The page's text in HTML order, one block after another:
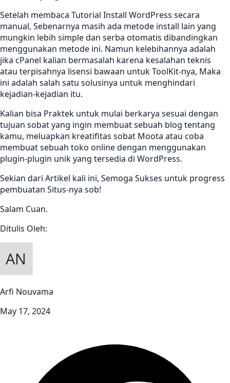
Setelah membaca Tutorial Install WordPress secara
manual, Sebenarnya masih ada metode install lain yang
mungkin lebih simple dan serba otomatis dibandingkan
menggunakan metode ini. Namun kelebihannya adalah
jika cPanel kalian bermasalah karena kesalahan teknis
atau terpisahnya lisensi bawaan untuk ToolKit-nya, Maka
ini adalah salah satu solusinya untuk menghindari
kejadian-kejadian itu.
Kalian bisa Praktek untuk mulai berkarya sesuai dengan
tujuan sobat yang ingin membuat sebuah blog tentang
kamu, meluapkan kreatifitas sobat Moota atau coba
membuat sebuah toko online dengan menggunakan
plugin-plugin unik yang tersedia di WordPress.
Sekian dari Artikel kali ini, Semoga Sukses untuk progress
pembuatan Situs-nya sob!
Salam Cuan.
Ditulis Oleh:
Arfi Nouvama
May 17, 2024